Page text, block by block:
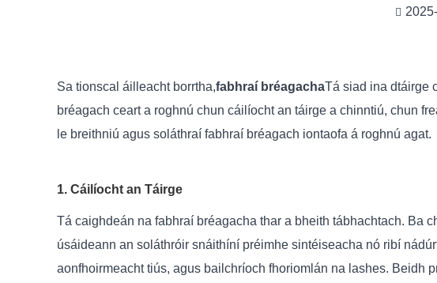
Sa tionscal áilleacht borrtha,fabhraí bréagachaTá siad ina dtáirge
bréagach ceart a roghnú chun cáilíocht an táirge a chinntiú, chun
le breithniú agus soláthraí fabhraí bréagach iontaofa á roghnú agat.
1. Cáilíocht an Táirge
Tá caighdeán na fabhraí bréagacha thar a bheith tábhachtach. Ba
úsáideann an soláthróir snáithíní préimhe sintéiseacha nó ribí
aonfhoirmeacht tiús, agus bailchríoch fhoriomlán na lashes. Beidh